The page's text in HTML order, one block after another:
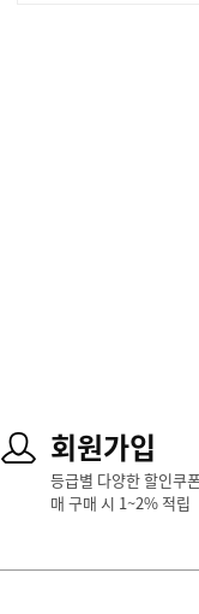
회원가입
등급별 다양한 할인쿠
매 구매 시 1~2% 적립